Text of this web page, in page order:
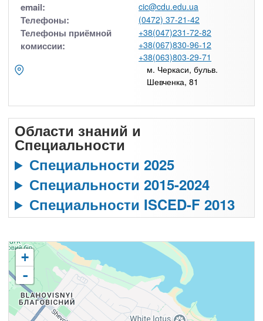
email: cic@cdu.edu.ua
Телефоны: (0472) 37-21-42
Телефоны приёмной
комиссии:
+38(047)231-72-82
+38(067)830-96-12
+38(063)803-29-71
м. Черкаси, бульв.
Шевченка, 81
Области знаний и
Специальности
Специальности 2025
Специальности 2015-2024
Специальности ISCED-F 2013
+
-